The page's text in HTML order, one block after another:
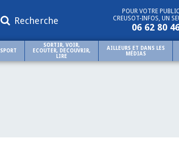
Recherche
POUR VOTRE
CREUSOT-INFOS, UN
06 62 80
SPORT
SORTIR, VOIR,
ECOUTER, DECOUVRIR,
LIRE
AILLEURS ET DANS LES
MÉDIAS